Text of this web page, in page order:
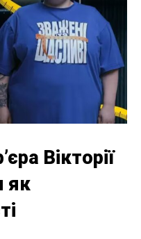
Вікторії
як